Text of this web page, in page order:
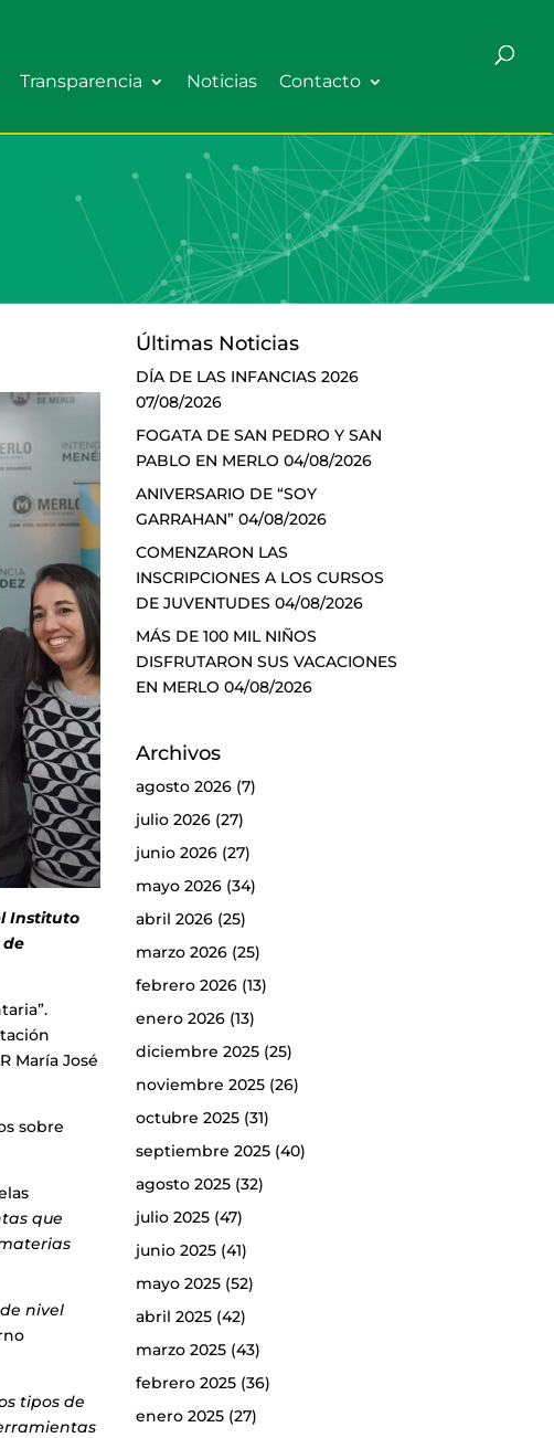
Transparencia Noticias Contacto
Instituto
de
María José
sobre
que
nivel
tipos de
Últimas Noticias
DÍA DE LAS INFANCIAS 2026
07/08/2026
FOGATA DE SAN PEDRO Y SAN
PABLO EN MERLO 04/08/2026
ANIVERSARIO DE “SOY
GARRAHAN” 04/08/2026
COMENZARON LAS
INSCRIPCIONES A LOS CURSOS
DE JUVENTUDES 04/08/2026
MÁS DE 100 MIL NIÑOS
DISFRUTARON SUS VACACIONES
EN MERLO 04/08/2026
Archivos
agosto 2026(7)
julio 2026(27)
junio 2026(27)
mayo 2026(34)
abril 2026(25)
marzo 2026(25)
febrero 2026(13)
enero 2026(13)
diciembre 2025(25)
noviembre 2025(26)
octubre 2025(31)
septiembre 2025(40)
agosto 2025(32)
julio 2025(47)
junio 2025(41)
mayo 2025(52)
abril 2025(42)
marzo 2025(43)
febrero 2025(36)
enero 2025(27)